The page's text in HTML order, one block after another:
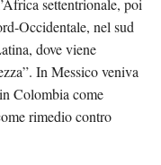
settentrionale, poi
Occidentale, nel sud
dove viene
In Messico veniva
Colombia come
rimedio contro